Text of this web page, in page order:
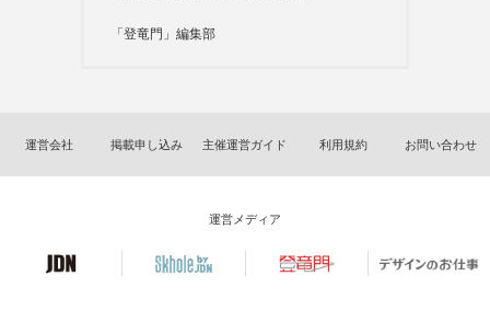
「登竜門」編集部
運営会社 掲載申し込み 主催運営ガイド 利用規約 お問い合わせ
運営メディア